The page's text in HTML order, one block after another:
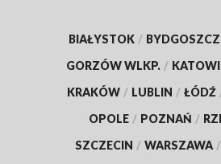
BIAŁYSTOK / BYDGOSZCZ
GORZÓW WLKP. /
KRAKÓW / LUBLIN / ŁÓDŹ
OPOLE / POZNAŃ /
SZCZECIN / WARSZAWA /